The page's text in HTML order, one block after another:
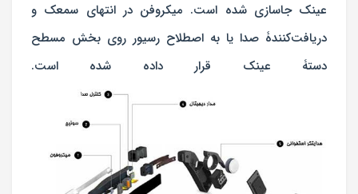
عینک جاسازی شده است. میکروفن در انتهای سمعک و
دریافت‌کنندۀ صدا یا به ‌اصطلاح رسیور روی بخش مسطح
دستۀ عینک قرار داده شده است.